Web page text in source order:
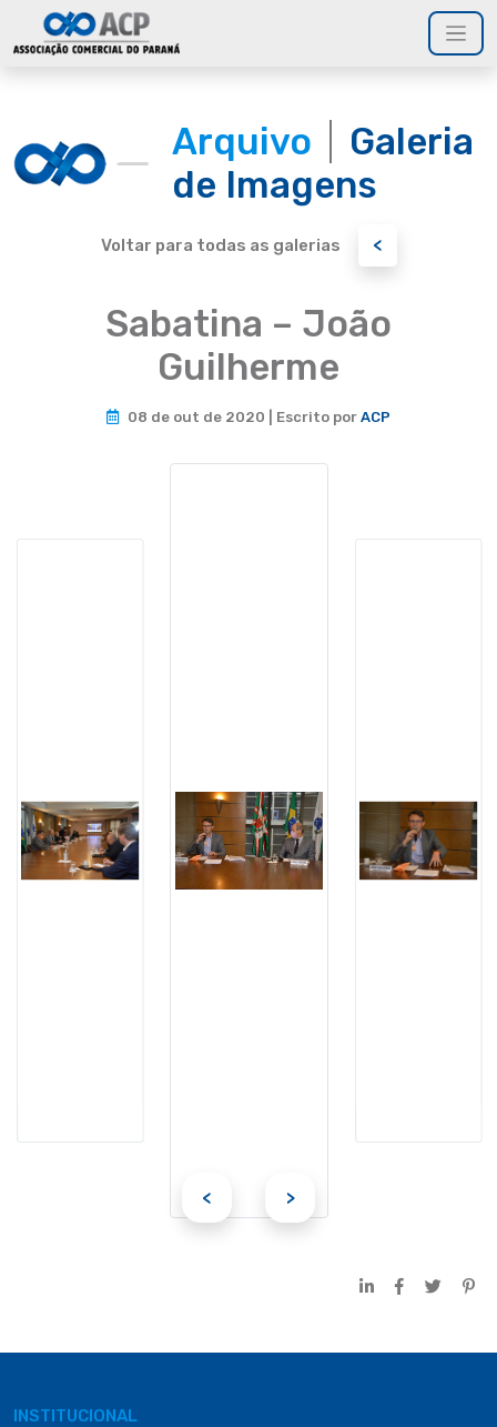
Arquivo
Galeria
de Imagens
Voltar para todas as galerias <
Sabatina – João
Guilherme
08 de out de 2020 | Escrito por ACP
< >
INSTITUCIONAL